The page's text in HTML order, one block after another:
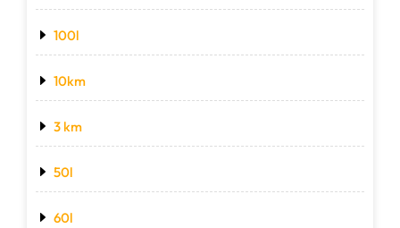
100l
10km
3 km
50l
60l